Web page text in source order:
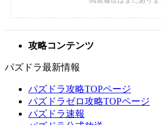
攻略コンテンツ
パズドラ最新情報
パズドラ攻略TOPページ
パズドラゼロ攻略TOPページ
パズドラ速報